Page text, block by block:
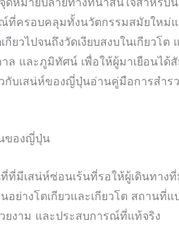
ครอบคลุมทั้งนวัตกรรมสมัยใหม่แ
กียวไปจนถึงวัดเงียบสงบในเกียวโ
ล และภูมิทัศน์ เพื่อให้ผู้มาเยือนไ
กับเสน่ห์ของญี่ปุ่นอ่านคู่มือการสำ
ของญี่ปุ่น
ที่มีเสน่ห์ซ่อนเร้นที่รอให้ผู้เดินทาง
อย่างโตเกียวและเกียวโต สถานที่
งาม และประสบการณ์ที่แท้จริง